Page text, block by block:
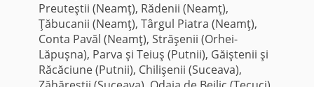
Preuteştii (Neamţ), Rădenii (Neamţ),
Ţăbucanii (Neamţ), Târgul Piatra (Neamţ),
Conta Pavăl (Neamţ), Străşenii (Orhei-
Lăpuşna), Parva şi Teiuş (Putnii), Găiştenii şi
Răcăciune (Putnii), Chilişenii (Suceava),